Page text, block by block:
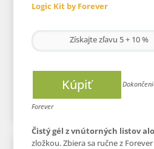
Logic Kit by Forever
Získajte zľavu 5 + 10 %
Kúpiť
Čistý gél z vnútorných listov
zložkou. Zbiera sa ručne z